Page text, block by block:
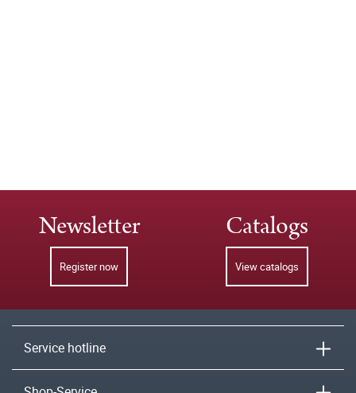
Newsletter
Register now
Catalogs
View catalogs
Service hotline